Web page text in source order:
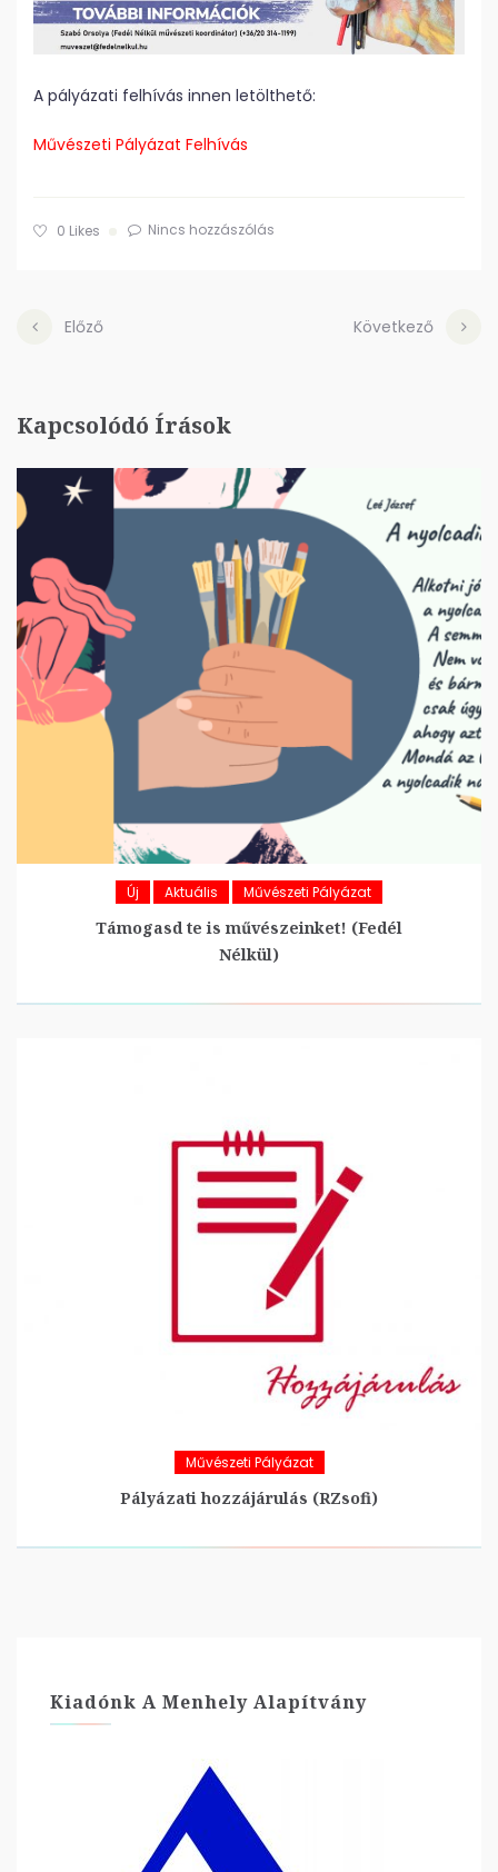
A pályázati felhívás innen letölthető:
Művészeti Pályázat Felhívás
0 Likes Nincs hozzászólás
Előző Következő
Kapcsolódó Írások
Új Aktuális Művészeti Pályázat
Támogasd te is művészeinket! (Fedél
Nélkül)
Művészeti Pályázat
Pályázati hozzájárulás (RZsofi)
Kiadónk A Menhely Alapítvány